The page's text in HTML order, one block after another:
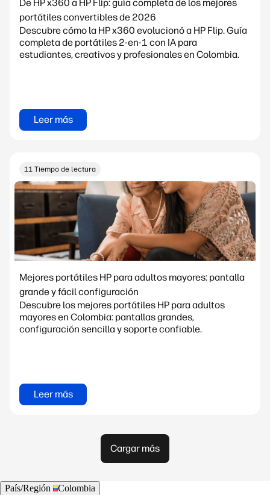
De HP x360 a HP Flip: guía completa de los mejores
portátiles convertibles de 2026
Descubre cómo la HP x360 evolucionó a HP Flip. Guía
completa de portátiles 2-en-1 con IA para
estudiantes, creativos y profesionales en Colombia.
Leer más
11 Tiempo de lectura
Mejores portátiles HP para adultos mayores: pantalla
grande y fácil configuración
Descubre los mejores portátiles HP para adultos
mayores en Colombia: pantallas grandes,
configuración sencilla y soporte confiable.
Leer más
Cargar más
País/Región
Colombia